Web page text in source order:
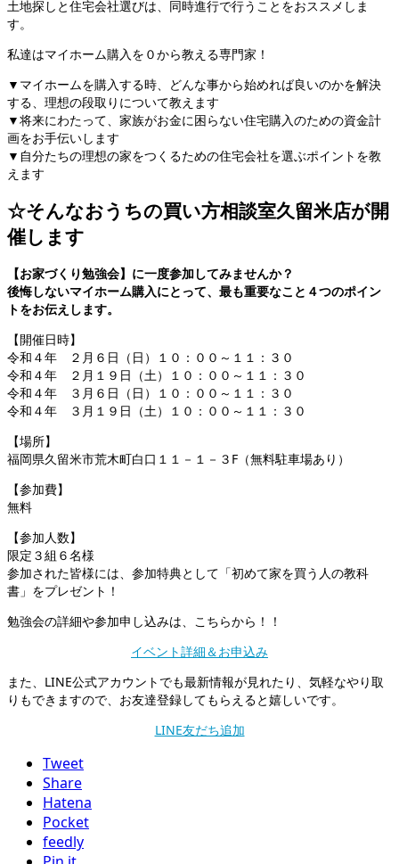
土地探しと住宅会社選びは、同時進行で行うことをおススメしま
す。
私達はマイホーム購入を０から教える専門家！
▼マイホームを購入する時、どんな事から始めれば良いのかを解決
する、理想の段取りについて教えます
▼将来にわたって、家族がお金に困らない住宅購入のための資金計
画をお手伝いします
▼自分たちの理想の家をつくるための住宅会社を選ぶポイントを教
えます
☆そんなおうちの買い方相談室久留米店が開
催します
【お家づくり勉強会】に一度参加してみませんか？
後悔しないマイホーム購入にとって、最も重要なこと４つのポイン
トをお伝えします。
【開催日時】
令和４年 ２月６日（日）１０：００～１１：３０
令和４年 ２月１９日（土）１０：００～１１：３０
令和４年 ３月６日（日）１０：００～１１：３０
令和４年 ３月１９日（土）１０：００～１１：３０
【場所】
福岡県久留米市荒木町白口１１－１－３F（無料駐車場あり）
【参加費】
無料
【参加人数】
限定３組６名様
参加された皆様には、参加特典として「初めて家を買う人の教科
書」をプレゼント！
勉強会の詳細や参加申し込みは、こちらから！！
イベント詳細＆お申込み
また、LINE公式アカウントでも最新情報が見れたり、気軽なやり取
りもできますので、お友達登録してもらえると嬉しいです。
LINE友だち追加
Tweet
Share
Hatena
Pocket
feedly